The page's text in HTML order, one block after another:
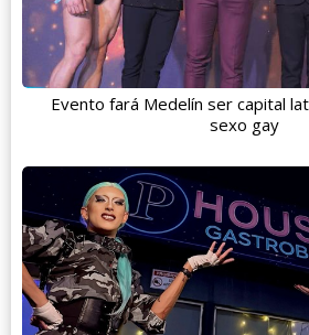
Evento fará Medelín ser capital
sexo gay